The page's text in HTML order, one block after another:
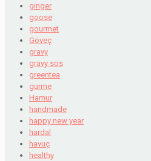
ginger
goose
gourmet
Göveç
gravy
gravy sos
greentea
gurme
Hamur
handmade
happy new year
hardal
havuç
healthy